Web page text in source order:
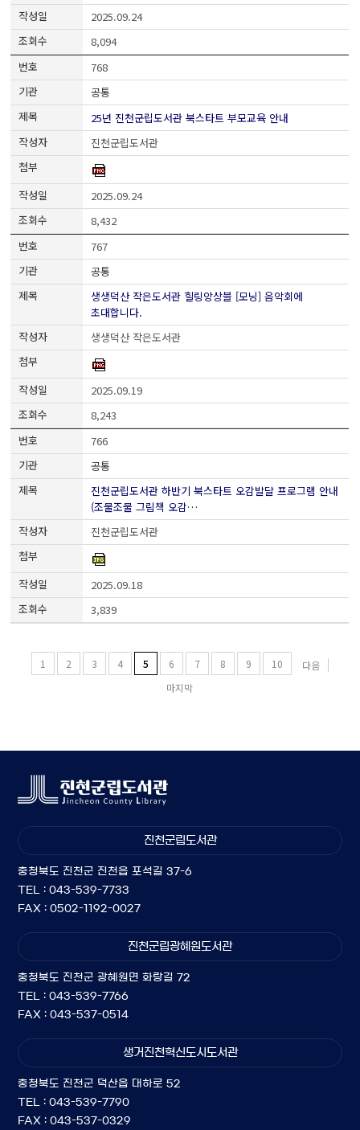
2025.09.24
8,094
768
공통
25년 진천군립도서관 북스타트 부모교육 안내
진천군립도서관
2025.09.24
8,432
767
공통
생생덕산 작은도서관 힐링앙상블 [모닝] 음악회에
초대합니다.
생생덕산 작은도서관
2025.09.19
8,243
766
공통
진천군립도서관 하반기 북스타트 오감발달 프로그램 안내
(조물조물 그림책 오감…
진천군립도서관
2025.09.18
3,839
1 2 3 4 5 6 7 8 9 10
다음
마지막
진천군립도서관
충청북도 진천군 진천읍 포석길 37-6
TEL : 043-539-7733
FAX : 0502-1192-0027
진천군립광혜원도서관
충청북도 진천군 광혜원면 화랑길 72
TEL : 043-539-7766
FAX : 043-537-0514
생거진천혁신도시도서관
충청북도 진천군 덕산읍 대하로 52
TEL : 043-539-7790
FAX : 043-537-0329